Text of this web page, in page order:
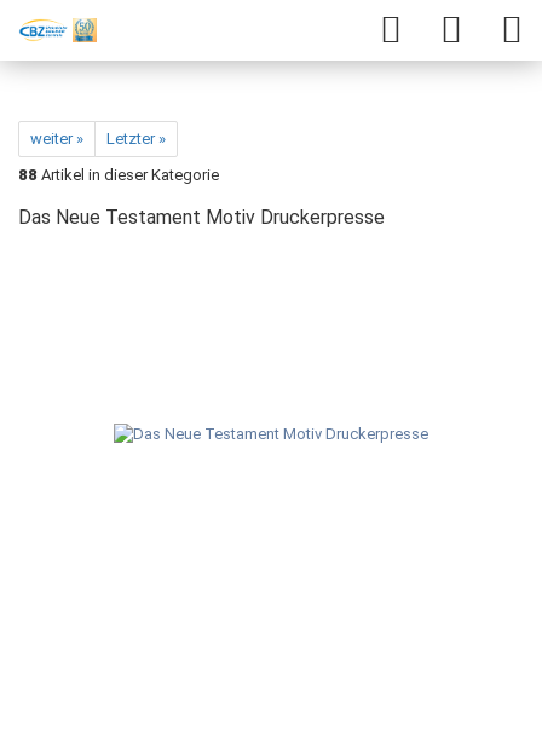
weiter »
Letzter »
88 Artikel in dieser Kategorie
Das Neue Testament Motiv Druckerpresse